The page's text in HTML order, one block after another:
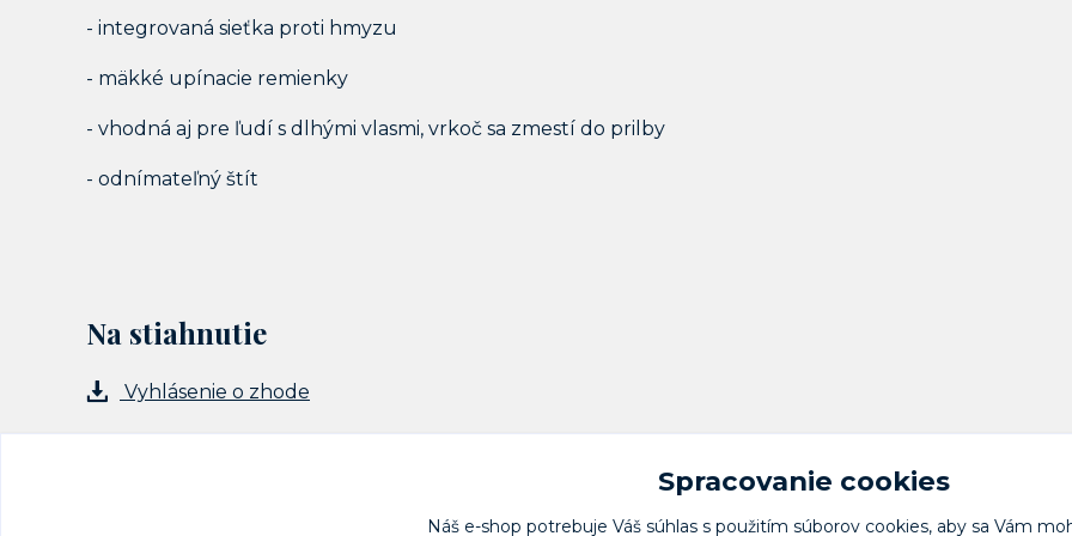
- integrovaná sieťka proti hmyzu
- mäkké upínacie remienky
- vhodná aj pre ľudí s dlhými vlasmi, vrkoč sa zmestí do prilby
- odnímateľný štít
Na stiahnutie
Vyhlásenie o zhode
Spracovanie cookies
Náš e-shop potrebuje Váš súhlas s použitím súborov cookies, aby sa Vám